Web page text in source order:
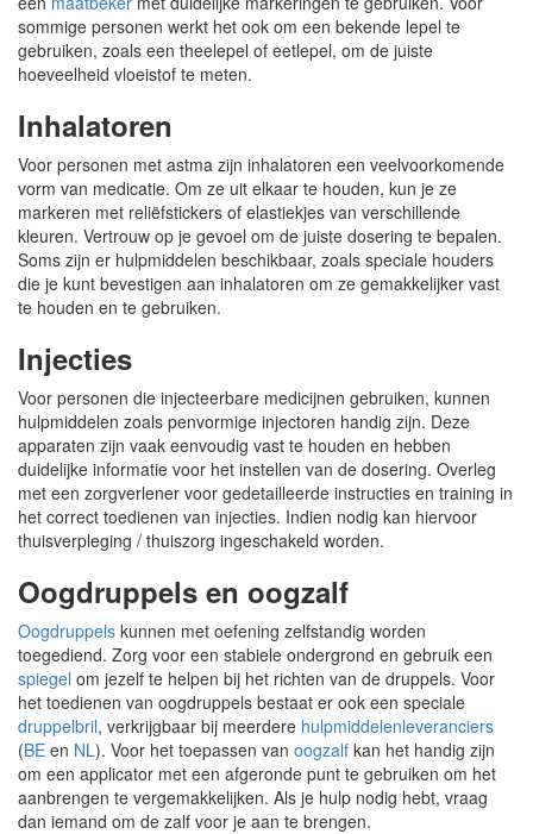
sommige personen werkt het ook om een bekende lepel te
gebruiken, zoals een theelepel of eetlepel, om de juiste
hoeveelheid vloeistof te meten.
Inhalatoren
Voor personen met astma zijn inhalatoren een veelvoorkomende
vorm van medicatie. Om ze uit elkaar te houden, kun je ze
markeren met reliëfstickers of elastiekjes van verschillende
kleuren. Vertrouw op je gevoel om de juiste dosering te bepalen.
Soms zijn er hulpmiddelen beschikbaar, zoals speciale houders
die je kunt bevestigen aan inhalatoren om ze gemakkelijker vast
te houden en te gebruiken.
Injecties
Voor personen die injecteerbare medicijnen gebruiken, kunnen
hulpmiddelen zoals penvormige injectoren handig zijn. Deze
apparaten zijn vaak eenvoudig vast te houden en hebben
duidelijke informatie voor het instellen van de dosering. Overleg
met een zorgverlener voor gedetailleerde instructies en training in
het correct toedienen van injecties. Indien nodig kan hiervoor
thuisverpleging / thuiszorg ingeschakeld worden.
Oogdruppels en oogzalf
Oogdruppels kunnen met oefening zelfstandig worden
toegediend. Zorg voor een stabiele ondergrond en gebruik een
spiegel om jezelf te helpen bij het richten van de druppels. Voor
het toedienen van oogdruppels bestaat er ook een speciale
druppelbril, verkrijgbaar bij meerdere hulpmiddelenleveranciers
(BE en NL). Voor het toepassen van oogzalf kan het handig zijn
om een applicator met een afgeronde punt te gebruiken om het
aanbrengen te vergemakkelijken. Als je hulp nodig hebt, vraag
dan iemand om de zalf voor je aan te brengen.